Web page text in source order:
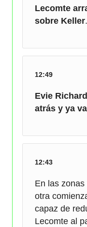
Lecomte
sobre Keller
12:49
Evie
atrás y ya va
12:43
En las
otra
capaz de
Lecomte al